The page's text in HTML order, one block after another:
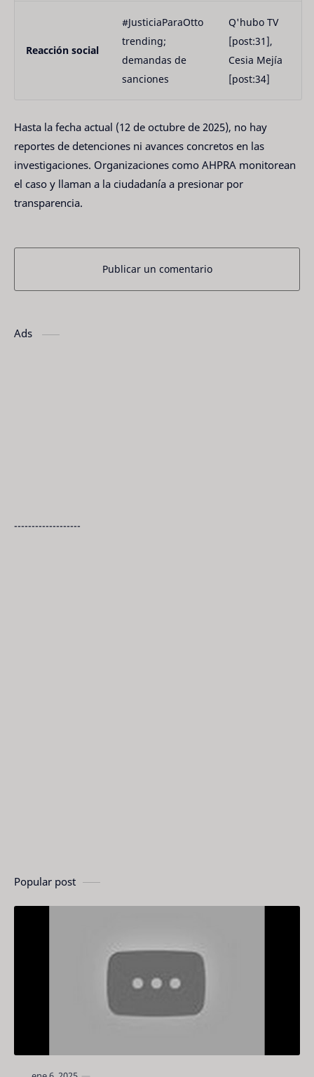
Reacción social
#JusticiaParaOtto
trending;
demandas de
sanciones
Q'hubo TV
[post:31],
Cesia Mejía
[post:34]
Hasta la fecha actual (12 de octubre de 2025), no hay
reportes de detenciones ni avances concretos en las
investigaciones. Organizaciones como AHPRA monitorean
el caso y llaman a la ciudadanía a presionar por
transparencia.
Publicar un comentario
Ads
-------------------
Popular post